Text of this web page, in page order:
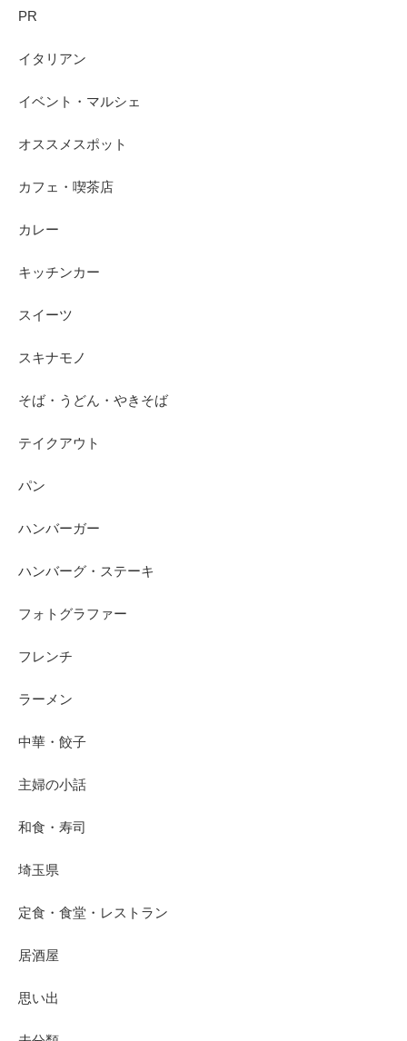
PR
イタリアン
イベント・マルシェ
オススメスポット
カフェ・喫茶店
カレー
キッチンカー
スイーツ
スキナモノ
そば・うどん・やきそば
テイクアウト
パン
ハンバーガー
ハンバーグ・ステーキ
フォトグラファー
フレンチ
ラーメン
中華・餃子
主婦の小話
和食・寿司
埼玉県
定食・食堂・レストラン
居酒屋
思い出